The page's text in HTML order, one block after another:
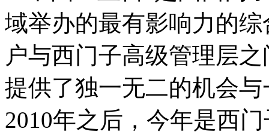
域举办的最有影响力的
户与西门子高级管理层
提供了独一无二的机会
2010年之后，今年是西